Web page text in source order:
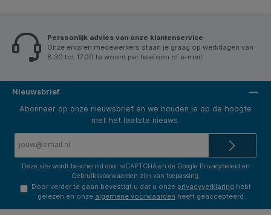
Persoonlijk advies van onze klantenservice
Onze ervaren medewerkers staan je graag op werkdagen van
8.30 tot 17.00 te woord per telefoon of e-mail.
Nieuwsbrief
Abonneer op onze nieuwsbrief en we houden je op de hoogte
met het laatste nieuws.
Deze site wordt beschermd door reCAPTCHA en de Google Privacybeleid en
Gebruiksvoorwaarden zijn van toepassing.
Door verder te gaan bevestigt u dat u onze privacyverklaring hebt
gelezen en onze algemene voorwaarden heeft geaccepteerd.